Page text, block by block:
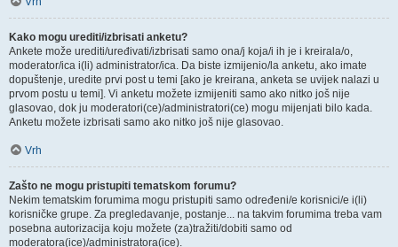
Kako mogu urediti/izbrisati anketu?
Ankete može urediti/uređivati/izbrisati samo ona/j koja/i ih je i kreirala/o,
moderator/ica i(li) administrator/ica. Da biste izmijenio/la anketu, ako imate
dopuštenje, uredite prvi post u temi [ako je kreirana, anketa se uvijek nalazi u
prvom postu u temi]. Vi anketu možete izmijeniti samo ako nitko još nije
glasovao, dok ju moderatori(ce)/administratori(ce) mogu mijenjati bilo kada.
Anketu možete izbrisati samo ako nitko još nije glasovao.
Vrh
Zašto ne mogu pristupiti tematskom forumu?
Nekim tematskim forumima mogu pristupiti samo određeni/e korisnici/e i(li)
korisničke grupe. Za pregledavanje, postanje... na takvim forumima treba vam
posebna autorizacija koju možete (za)tražiti/dobiti samo od
moderatora(ice)/administratora(ice).